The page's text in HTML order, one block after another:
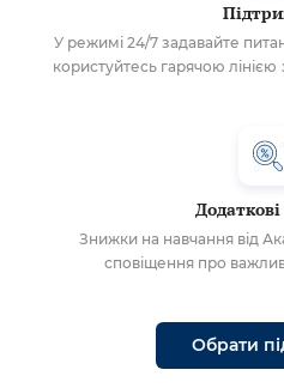
У режимі 24/7 задавайте
користуйтесь гарячою лінією
Знижки на навчання від
сповіщення про
Обрати